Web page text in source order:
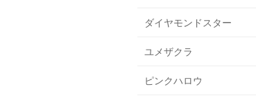
ダイヤモンドスター
ユメザクラ
ピンクハロウ